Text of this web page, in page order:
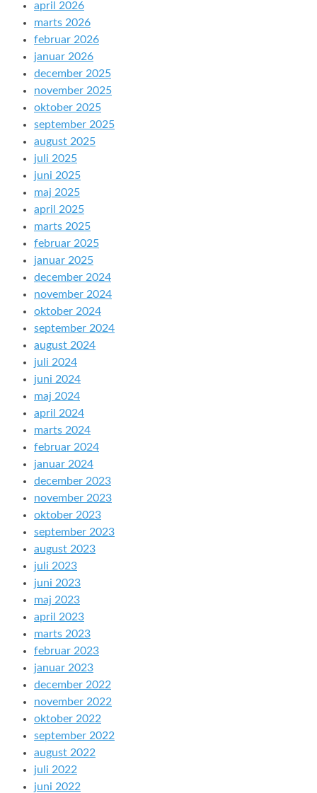
april 2026
marts 2026
februar 2026
januar 2026
december 2025
november 2025
oktober 2025
september 2025
august 2025
juli 2025
juni 2025
maj 2025
april 2025
marts 2025
februar 2025
januar 2025
december 2024
november 2024
oktober 2024
september 2024
august 2024
juli 2024
juni 2024
maj 2024
april 2024
marts 2024
februar 2024
januar 2024
december 2023
november 2023
oktober 2023
september 2023
august 2023
juli 2023
juni 2023
maj 2023
april 2023
marts 2023
februar 2023
januar 2023
december 2022
november 2022
oktober 2022
september 2022
august 2022
juli 2022
juni 2022